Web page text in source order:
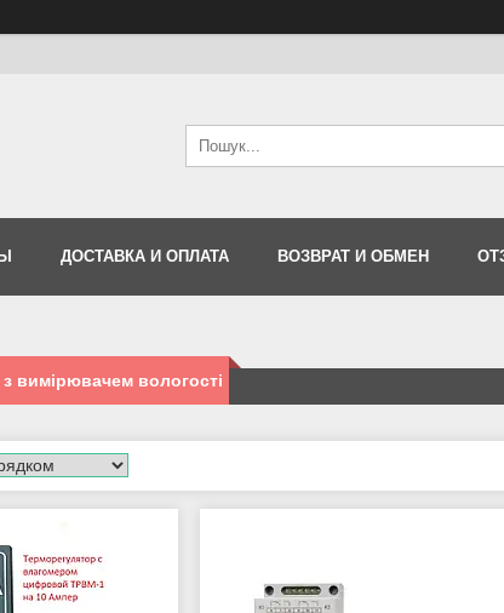
ДОСТАВКА И ОПЛАТА ВОЗВРАТ И ОБМЕН
вимірювачем вологості